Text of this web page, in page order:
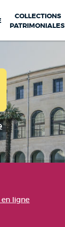
COLLECTIONS
PATRIMONIALES
ligne